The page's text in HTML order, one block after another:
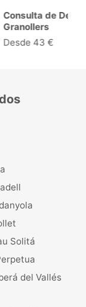
Solitá
del Vallés